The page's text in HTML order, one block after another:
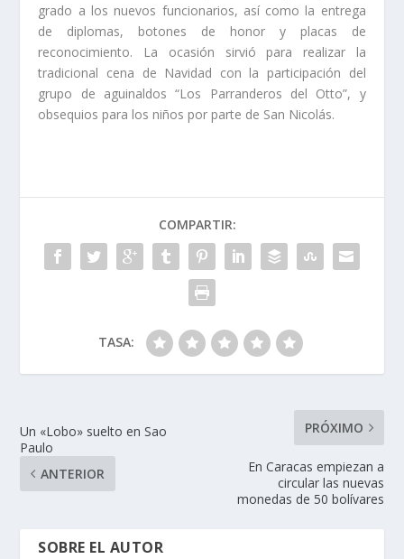
grado a los nuevos funcionarios, así como la entrega
de diplomas, botones de honor y placas de
reconocimiento. La ocasión sirvió para realizar la
tradicional cena de Navidad con la participación del
grupo de aguinaldos “Los Parranderos del Otto”, y
obsequios para los niños por parte de San Nicolás.
COMPARTIR:
TASA:
Un «Lobo» suelto en Sao
Paulo
ANTERIOR
PRÓXIMO
En Caracas empiezan a
circular las nuevas
monedas de 50 bolívares
SOBRE EL AUTOR